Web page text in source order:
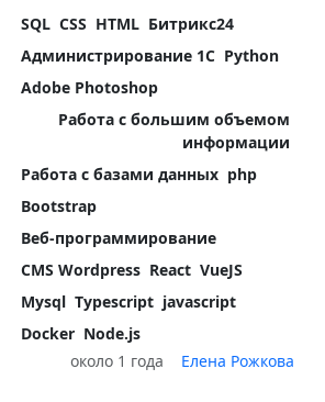
SQL CSS HTML Битрикс24
Администрирование 1С Python
Adobe Photoshop
Работа с большим объемом
информации
Работа с базами данных php
Bootstrap
Веб-программирование
CMS Wordpress React VueJS
Mysql Typescript javascript
Docker Node.js
около 1 года
Елена Рожкова